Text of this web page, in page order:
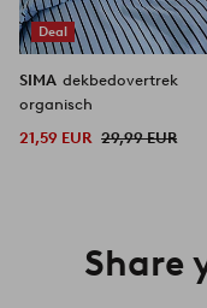
Deal
SIMA dekbedovertrek
organisch
21,59 EUR 29,99 EUR
Share